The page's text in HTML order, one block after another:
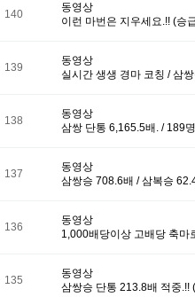
140
동영상
이런 마번은 지우세요.!! (승
139
동영상
실시간 생생 경마 코칭 / 삼
138
동영상
삼쌍 단통 6,165.5배. / 189
137
동영상
삼쌍승 708.6배 / 삼복승
136
동영상
1,000배당이상 고배당 축마
135
동영상
삼쌍승 단통 213.8배 적중.!!